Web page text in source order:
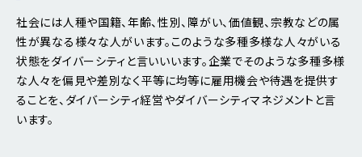
社会には人種や国籍、年齢、性別、障がい、価値観、宗教などの属
性が異なる様々な人がいます。このような多種多様な人々がいる
状態をダイバーシティと言いいいます。企業でそのような多種多様
な人々を偏見や差別なく平等に均等に雇用機会や待遇を提供す
ることを、ダイバーシティ経営やダイバーシティマネジメントと言
います。